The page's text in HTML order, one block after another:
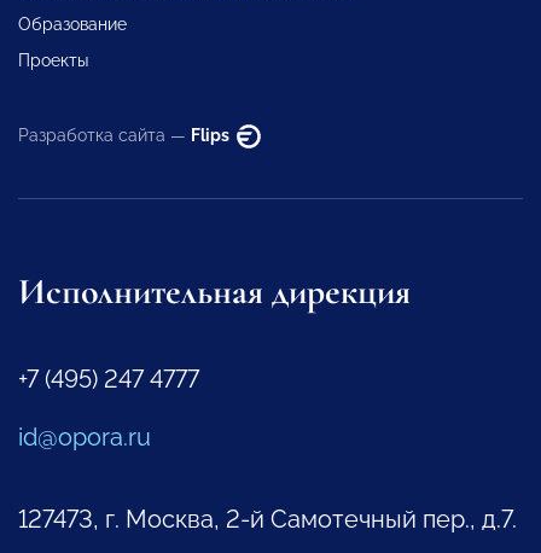
Образование
Проекты
Разработка сайта — Flips
Исполнительная дирекция
+7 (495) 247 4777
id@opora.ru
127473, г. Москва, 2-й Самотечный пер., д.7.